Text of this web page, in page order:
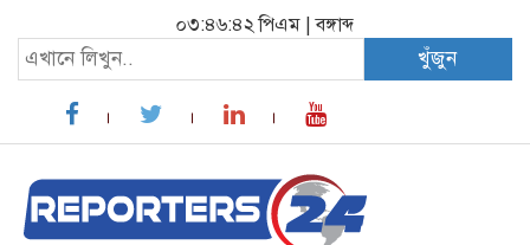
০৩:৪৬:৪৩ পিএম |বঙ্গাব্দ
খুঁজুন